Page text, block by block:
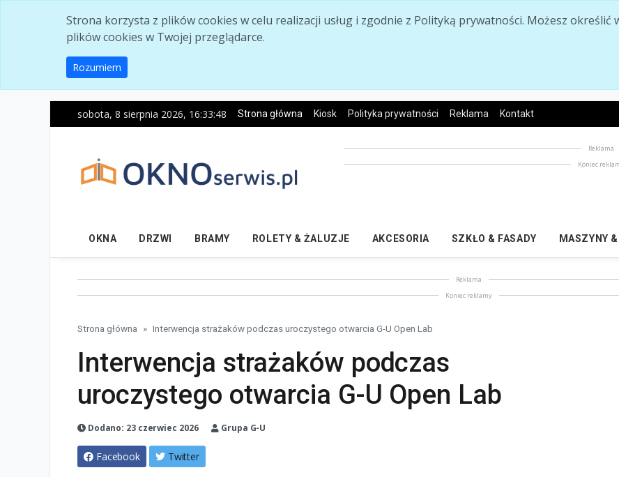
Strona korzysta z plików cookies w celu realizacji usług i zgodnie z Polityką prywatności. Możesz
plików cookies w Twojej przeglądarce.
Rozumiem
sobota, 8 sierpnia 2026, 16:33:49 Strona główna Kiosk Polityka prywatności Reklama Kontakt
Reklama
Koniec
OKNA DRZWI BRAMY ROLETY & ŻALUZJE AKCESORIA SZKŁO & FASADY MASZYNY
Reklama
Koniec reklamy
Strona główna Interwencja strażaków podczas uroczystego otwarcia G-U Open Lab
Interwencja strażaków podczas
uroczystego otwarcia G-U Open Lab
Dodano: 23 czerwiec 2026 Grupa G-U
Facebook Twitter